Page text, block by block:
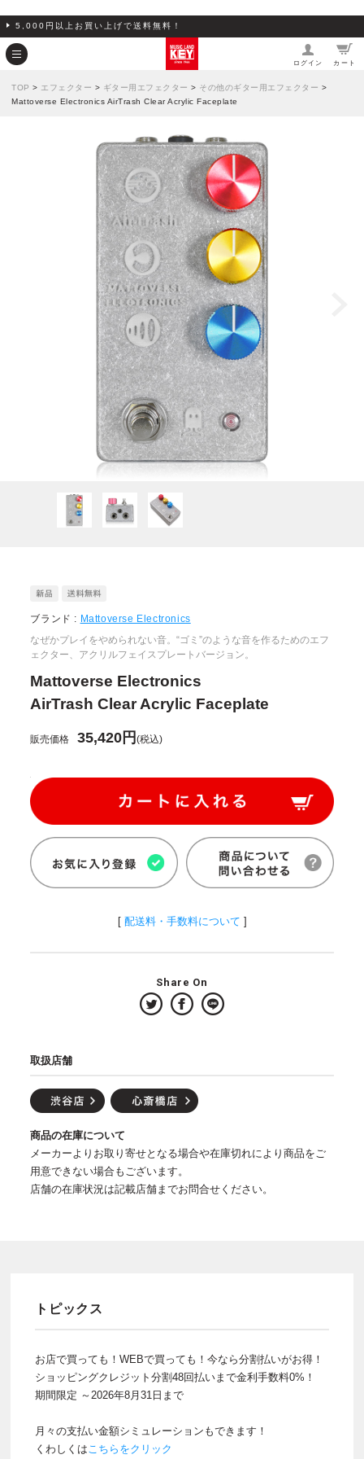
5,000円以上お買い上げで送料無料！
ログイン カート
TOP > エフェクター > ギター用エフェクター > その他のギター用エフェクター >
Mattoverse Electronics AirTrash Clear Acrylic Faceplate
ブランド : Mattoverse Electronics
なぜかプレイをやめられない音。“ゴミ”のような音を作るためのエフ
ェクター、アクリルフェイスプレートバージョン。
Mattoverse Electronics
AirTrash Clear Acrylic Faceplate
販売価格 35,420円(税込)
[ 配送料・手数料について ]
Share On
取扱店舗
商品の在庫について
メーカーよりお取り寄せとなる場合や在庫切れにより商品をご
用意できない場合もございます。
店舗の在庫状況は記載店舗までお問合せください。
トピックス
お店で買っても！WEBで買っても！今なら分割払いがお得！
ショッピングクレジット分割48回払いまで金利手数料0%！
期間限定 ～2026年8月31日まで
月々の支払い金額シミュレーションもできます！
くわしくはこちらをクリック